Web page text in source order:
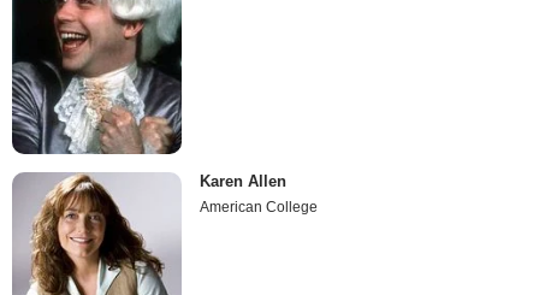
Karen Allen
American College